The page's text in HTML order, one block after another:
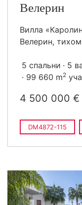
Велерин
Вилла
Велерин,
5 спальни 5
99 660 m2
4 500 000 €
DM4872-115